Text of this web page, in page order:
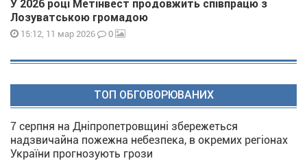
У 2026 році Метінвест продовжить співпрацю з
Лозуватською громадою
15:12, 11 мар 2026 0
ТОП ОБГОВОРЮВАНИХ
7 серпня на Дніпропетровщині збережеться
надзвичайна пожежна небезпека, в окремих регіонах
України прогнозують грози